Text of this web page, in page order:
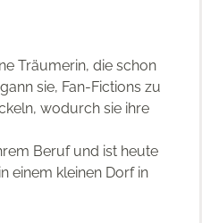
Träumerin, die schon
sie, Fan-Fictions zu
wodurch sie ihre
Beruf und ist heute
einem kleinen Dorf in